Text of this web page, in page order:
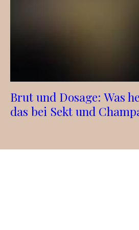
Brut und Dosage: Was
das bei Sekt und